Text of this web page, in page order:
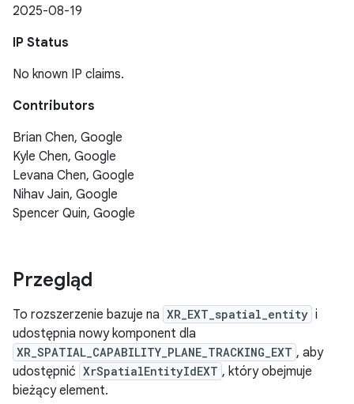
2025-08-19
IP Status
No known IP claims.
Contributors
Brian Chen, Google
Kyle Chen, Google
Levana Chen, Google
Nihav Jain, Google
Spencer Quin, Google
Przegląd
To rozszerzenie bazuje na XR_EXT_spatial_entity i
udostępnia nowy komponent dla
XR_SPATIAL_CAPABILITY_PLANE_TRACKING_EXT , aby
udostępnić XrSpatialEntityIdEXT , który obejmuje
bieżący element.